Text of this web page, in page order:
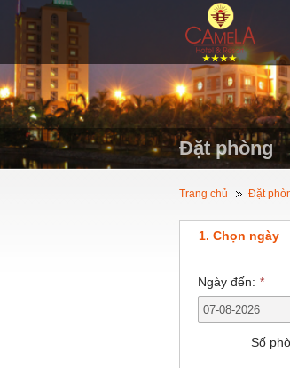
Đặt phòng
Trang chủ Đặt
1. Chọn ngày
Ngày đến: *
Số